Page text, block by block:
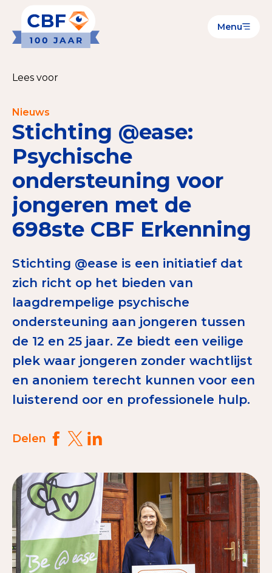
Menu
Goede Doelen
CBF-Erkenning aanvragen
Tarieven CBF-Erkenning
Publiek
Veilig geven met het CBF-keurmerk
Check het CBF-keurmerk van een goed doel
Download de Geef Gerust Checklist
Tips bij doneren: zo geef je veilig
Data & Onderzoek
Betrouwbare data over goede doelen
CBF-publicaties
State of the Sector
Check keurmerk goede doelen
Collecterooster/wervingrooster
Lees voor
Nieuws
Stichting @ease:
Psychische
ondersteuning voor
jongeren met de
698ste CBF Erkenning
Stichting @ease is een initiatief dat
zich richt op het bieden van
laagdrempelige psychische
ondersteuning aan jongeren tussen
de 12 en 25 jaar. Ze biedt een veilige
plek waar jongeren zonder wachtlijst
en anoniem terecht kunnen voor een
luisterend oor en professionele hulp.
Delen